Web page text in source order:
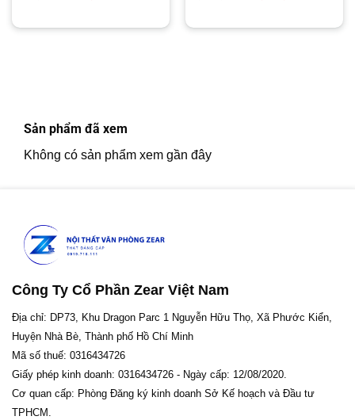
gốc
Sản phẩm đã xem
Không có sản phẩm xem gần đây
Công Ty Cổ Phần Zear Việt Nam
Địa chỉ: DP73, Khu Dragon Parc 1 Nguyễn Hữu Thọ, Xã Phước Kiển,
Huyện Nhà Bè, Thành phố Hồ Chí Minh
Mã số thuế: 0316434726
Giấy phép kinh doanh: 0316434726 - Ngày cấp: 12/08/2020.
Cơ quan cấp: Phòng Đăng ký kinh doanh Sở Kế hoạch và Đầu tư
TPHCM.